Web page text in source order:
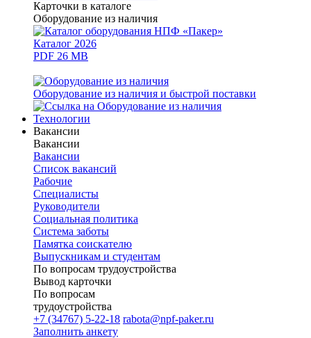
Карточки в каталоге
Оборудование из наличия
Каталог 2026
PDF 26 MB
Оборудование из наличия и быстрой поставки
Технологии
Вакансии
Вакансии
Вакансии
Список вакансий
Рабочие
Специалисты
Руководители
Cоциальная политика
Система заботы
Памятка соискателю
Выпускникам и студентам
По вопросам трудоустройства
Вывод карточки
По вопросам
трудоустройства
+7 (34767) 5-22-18 rabota@npf-paker.ru
Заполнить анкету